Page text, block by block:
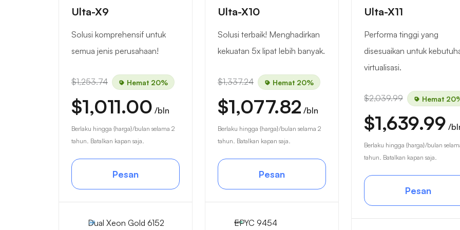
Ulta-X9
Solusi komprehensif untuk
semua jenis perusahaan!
$1,253.74 Hemat 20%
$1,011.00 /bln
Berlaku hingga {harga}/bulan selama 2
tahun. Batalkan kapan saja.
Pesan
Dual Xeon Gold 6152
Ulta-X10
Solusi terbaik! Menghadirkan
kekuatan 5x lipat lebih banyak.
$1,337.24 Hemat 20%
$1,077.82 /bln
Berlaku hingga {harga}/bulan selama 2
tahun. Batalkan kapan saja.
Pesan
EPYC 9454
Ulta-X11
Performa tinggi yang
disesuaikan untuk
virtualisasi.
$2,039.99 Hemat
$1,639.99 /
Berlaku hingga {harga}/bulan
tahun. Batalkan kapan saja.
Pesan